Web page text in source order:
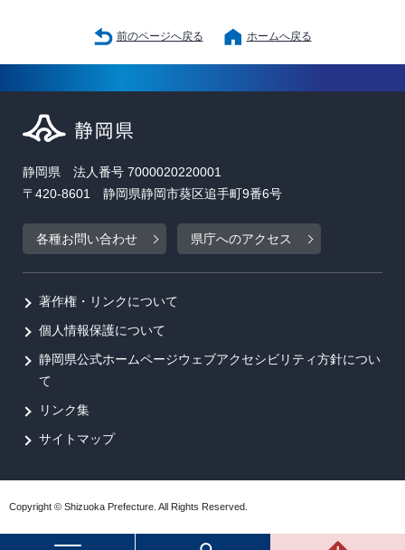
前のページへ戻る ホームへ戻る
静岡県 法人番号 7000020220001
〒420-8601 静岡県静岡市葵区追手町9番6号
各種お問い合わせ 県庁へのアクセス
著作権・リンクについて
個人情報保護について
静岡県公式ホームページウェブアクセシビリティ方針につい
て
リンク集
サイトマップ
Copyright © Shizuoka Prefecture. All Rights Reserved.